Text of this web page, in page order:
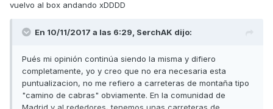
vuelvo al box andando xDDDD
En 10/11/2017 a las 6:29, SerchAK dijo:
Pués mi opinión continúa siendo la misma y difiero
completamente, yo y creo que no era necesaria esta
puntualizacion, no me refiero a carreteras de montaña tipo
"camino de cabras" obviamente. En la comunidad de